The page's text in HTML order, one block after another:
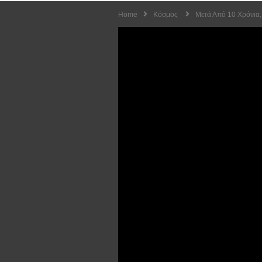
Home Κόσμος Μετά Από 10